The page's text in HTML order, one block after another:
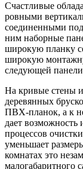
Счастливые
ровными
соединенными
ним наборные
широкую планку
широкую
следующей
На кривые стены
деревянных
ПВХ-планок, а к
дает возможность
процессов
уменьшает
комнатах это
малогабаритного